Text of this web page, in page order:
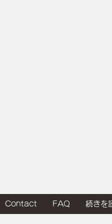
Contact FAQ 続きを